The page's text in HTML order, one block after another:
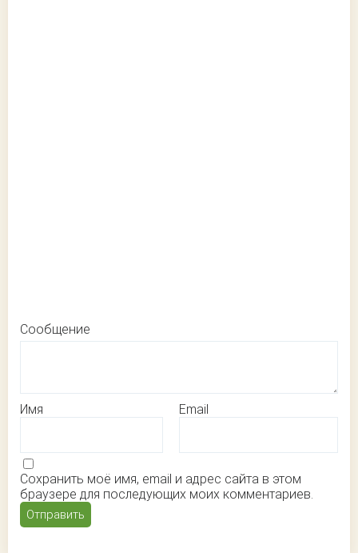
Сообщение
Имя Email
Сохранить моё имя, email и адрес сайта в этом
браузере для последующих моих комментариев.